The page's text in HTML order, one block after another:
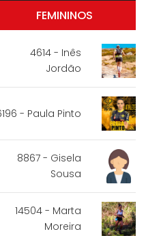
FEMININOS
4614 - Inês
Jordão
- Paula Pinto
8867 - Gisela
Sousa
14504 - Marta
Moreira